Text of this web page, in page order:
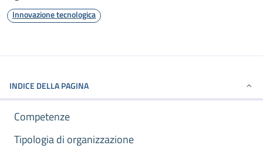
Innovazione tecnologica
INDICE DELLA PAGINA
Competenze
Tipologia di organizzazione